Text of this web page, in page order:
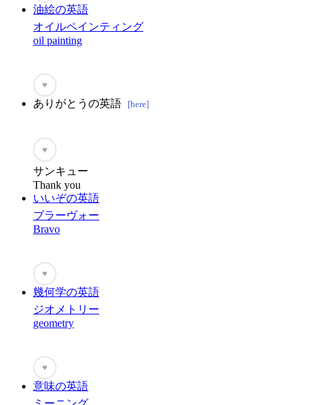
油絵の英語
オイルペインティング
oil painting
♥
ありがとうの英語 [here]
♥
サンキュー
Thank you
いいぞの英語
ブラーヴォー
Bravo
♥
幾何学の英語
ジオメトリー
geometry
♥
意味の英語